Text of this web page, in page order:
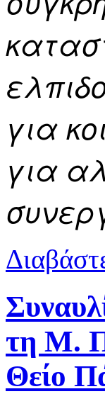
για
για
τη Μ.
Θείο